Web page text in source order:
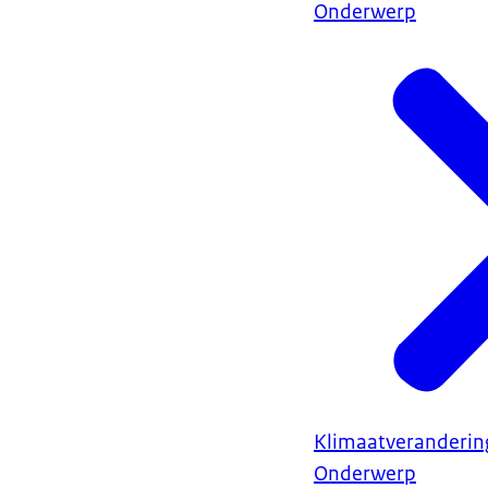
Onderwerp
Onderwerp